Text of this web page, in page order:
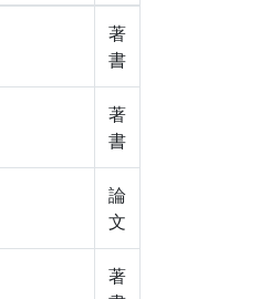
著
書
著
書
論
文
著